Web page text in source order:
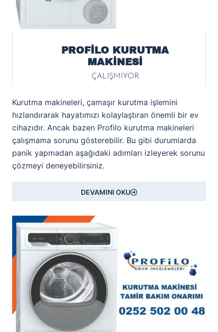
PROFİLO KURUTMA
MAKİNESİ
ÇALIŞMIYOR
Kurutma makineleri, çamaşır kurutma işlemini
hızlandırarak hayatımızı kolaylaştıran önemli bir ev
cihazıdır. Ancak bazen Profilo kurutma makineleri
çalışmama sorunu gösterebilir. Bu gibi durumlarda
panik yapmadan aşağıdaki adımları izleyerek sorunu
çözmeyi deneyebilirsiniz.
DEVAMINI OKU